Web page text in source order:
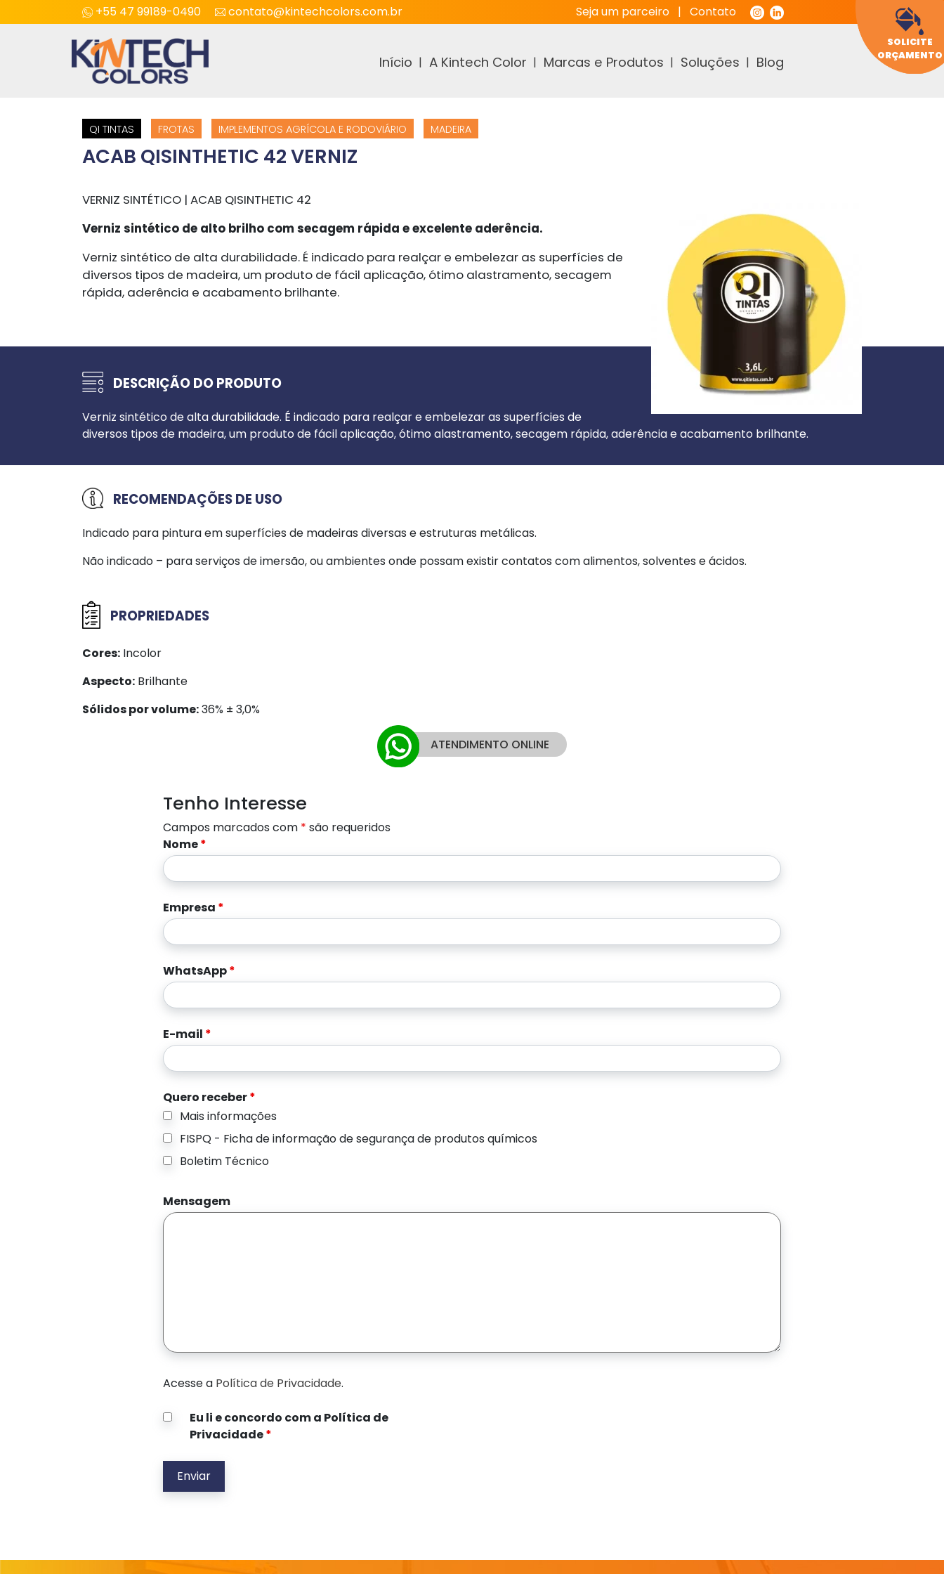
+55 47 99189-0490 contato@kintechcolors.com.br Seja um parceiro | Contato
SOLICITE
ORÇAMENTO
Início A Kintech Color Marcas e Produtos Soluções Blog
QI TINTAS FROTAS IMPLEMENTOS AGRÍCOLA E RODOVIÁRIO MADEIRA
ACAB QISINTHETIC 42 VERNIZ
VERNIZ SINTÉTICO | ACAB QISINTHETIC 42
Verniz sintético de alto brilho com secagem rápida e excelente aderência.
Verniz sintético de alta durabilidade. É indicado para realçar e embelezar as superfícies de
diversos tipos de madeira, um produto de fácil aplicação, ótimo alastramento, secagem
rápida, aderência e acabamento brilhante.
DESCRIÇÃO DO PRODUTO
Verniz sintético de alta durabilidade. É indicado para realçar e embelezar as superfícies de
diversos tipos de madeira, um produto de fácil aplicação, ótimo alastramento, secagem rápida, aderência e acabamento brilhante.
RECOMENDAÇÕES DE USO
Indicado para pintura em superfícies de madeiras diversas e estruturas metálicas.
Não indicado – para serviços de imersão, ou ambientes onde possam existir contatos com alimentos, solventes e ácidos.
PROPRIEDADES
Cores: Incolor
Aspecto: Brilhante
Sólidos por volume:36% ± 3,0%
ATENDIMENTO ONLINE
Tenho Interesse
Campos marcados com * são requeridos
Nome*
Empresa *
WhatsApp*
E-mail *
Quero receber*
Mais informações
FISPQ - Ficha de informação de segurança de produtos químicos
Boletim Técnico
Mensagem
Acesse a Política de Privacidade.
Eu li e concordo com a Política de
Privacidade*